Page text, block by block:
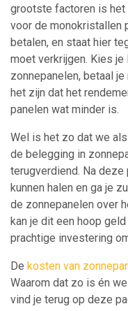
grootste factoren is
voor de monokristallen
betalen, en staat hier
moet verkrijgen. Kies
zonnepanelen, betaal
het zijn dat het
panelen wat minder is.
Wel is het zo dat we
de belegging in
terugverdiend. Na
kunnen halen en ga je
de zonnepanelen over
kan je dit een hoop
prachtige investering
De kosten van
Waarom dat zo is én
vind je terug op deze